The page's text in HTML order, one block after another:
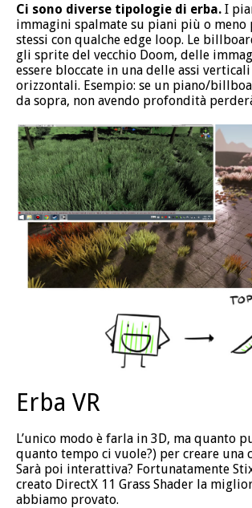
Ci sono diverse tipologie di erba. I
immagini spalmate su piani più o meno
stessi con qualche edge loop. Le
gli sprite del vecchio Doom, delle
essere bloccate in una delle assi
orizzontali. Esempio: se un piano/
da sopra, non avendo profondità
Erba VR
L’unico modo è farla in 3D, ma quanto
quanto tempo ci vuole?) per creare una
Sarà poi interattiva? Fortunatamente
creato DirectX 11 Grass Shader la
abbiamo provato.